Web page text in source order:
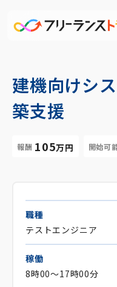
建機向けシ
築支援
報酬 105万円 開始可
職種
テストエンジニア
稼働
8時00～17時00分